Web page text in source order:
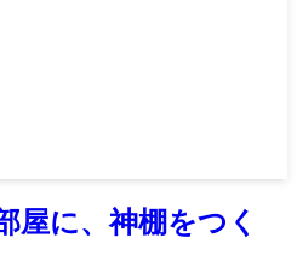
屋に、神棚をつく